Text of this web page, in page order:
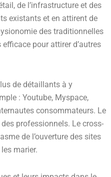
de l’infrastructure et des
existants et en attirent de
des traditionnelles
pour attirer d’autres
de détaillants à y
: Youtube, Myspace,
consommateurs. Le
professionnels. Le cross-
de l’ouverture des sites
marier.